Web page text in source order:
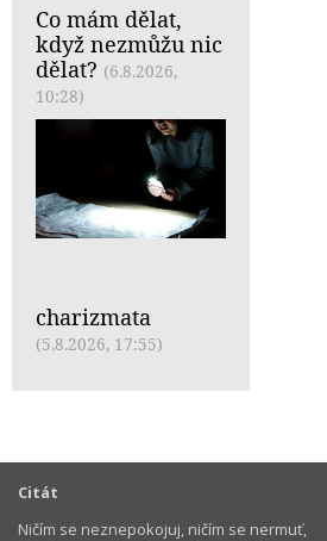
Co mám dělat,
když nezmůžu nic
dělat? (6.8.2026,
10:28)
charizmata
(5.8.2026, 17:55)
Citát
Ničím se neznepokojuj, ničím se nermuť,